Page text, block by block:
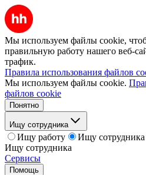
Мы используем файлы cookie,
правильную работу нашего веб-
трафик.
Правила использования файлов
Мы используем файлы cookie.
файлов cookie
Понятно
Ищу сотрудника
Ищу работу
Ищу сотрудника
Ищу сотрудника
Сервисы
Помощь